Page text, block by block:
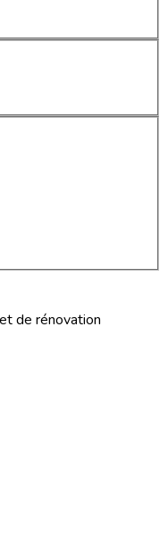
de rénovation